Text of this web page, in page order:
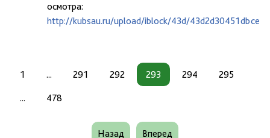
осмотра:
http://kubsau.ru/upload/iblock/43d/
1 ... 291 292 293 294 295
... 478
Назад Вперед